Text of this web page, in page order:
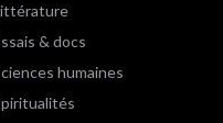
& docs
humaines